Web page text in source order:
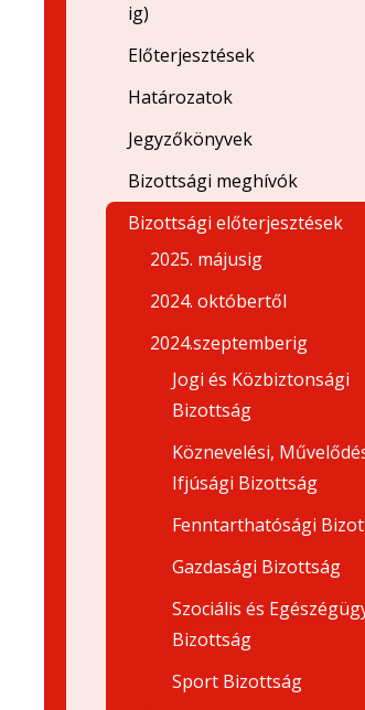
ig)
Előterjesztések
Határozatok
Jegyzőkönyvek
Bizottsági meghívók
Bizottsági előterjesztések
2025. májusig
2024. októbertől
2024.szeptemberig
Jogi és Közbiztonsági
Bizottság
Köznevelési,
Ifjúsági Bizottság
Fenntarthatósági
Gazdasági Bizottság
Szociális és
Bizottság
Sport Bizottság